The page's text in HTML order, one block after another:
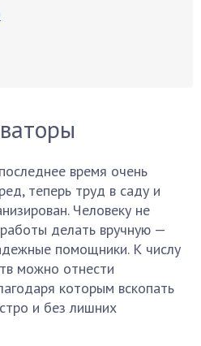
время очень
теперь труд в саду и
Человеку не
делать вручную —
помощники. К числу
можно отнести
которым вскопать
и без лишних